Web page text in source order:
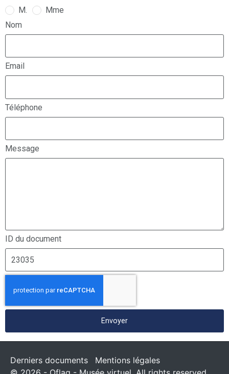
M.
Mme
Nom
Email
Téléphone
Message
ID du document
Envoyer
Derniers documents
Mentions légales